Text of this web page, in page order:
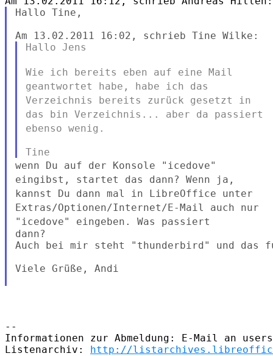
Hallo Tine,
Hallo Jens
Wie ich bereits eben auf eine Mail
geantwortet habe, habe ich das
Verzeichnis bereits zurück gesetzt in
das bin Verzeichnis... aber da passiert
ebenso wenig.
wenn Du auf der Konsole "icedove"
eingibst, startet das dann? Wenn ja,
kannst Du dann mal in LibreOffice unter
Extras/Optionen/Internet/E-Mail auch nur
"icedove" eingeben. Was passiert
dann?
Auch bei mir steht "thunderbird" und das
Viele Grüße, Andi
--
Informationen zur Abmeldung: E-Mail an
Listenarchiv: http://